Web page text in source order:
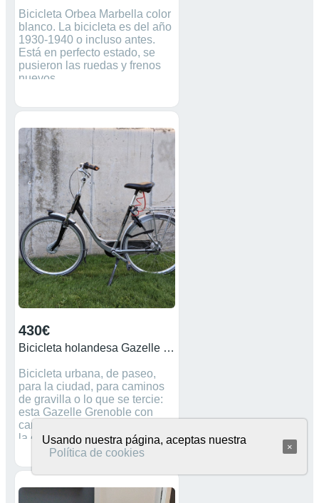
Bicicleta Orbea Marbella color
blanco. La bicicleta es del año
1930-1940 o incluso antes.
Está en perfecto estado, se
pusieron las ruedas y frenos
nuevos.
430€
Bicicleta holandesa Gazelle Grenoble C7
Bicicleta urbana, de paseo,
para la ciudad, para caminos
de gravilla o lo que se tercie:
esta Gazelle Grenoble con
cambio interno Nexus 7 lleva
la cadena cubierta para que no
te manches de grasa. Es de
barra baja para que sea fácil
montar y desmontar.
Iluminación por dinamo, para
Usando nuestra página, aceptas nuestra
Política de cookies
×